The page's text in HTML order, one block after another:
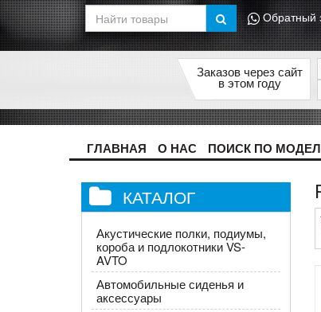
Обратный
Заказов через сайт
в этом году
ГЛАВНАЯ О НАС ПОИСК ПО
КАТАЛОГ
Акустические полки, подиумы,
короба и подлокотники VS-
AVTO
Автомобильные сиденья и
аксессуары